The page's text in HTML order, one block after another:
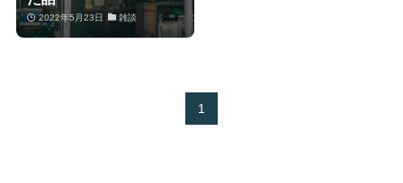
2022年5月23日 雑談
1